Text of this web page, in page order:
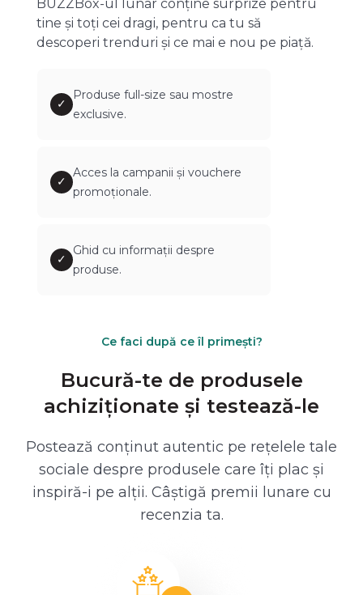
BUZZBox-ul lunar conține surprize pentru
tine și toți cei dragi, pentru ca tu să
descoperi trenduri și ce mai e nou pe piață.
✓
Produse full-size sau mostre
exclusive.
✓
Acces la campanii și vouchere
promoționale.
✓
Ghid cu informații despre
produse.
Ce faci după ce îl primești?
Bucură-te de produsele
achiziționate și testează-le
Postează conținut autentic pe rețelele tale
sociale despre produsele care îți plac și
inspiră-i pe alții. Câștigă premii lunare cu
recenzia ta.